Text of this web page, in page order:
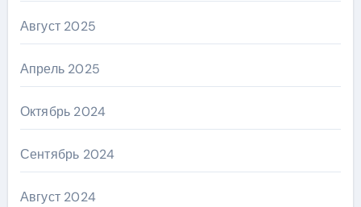
Август 2025
Апрель 2025
Октябрь 2024
Сентябрь 2024
Август 2024